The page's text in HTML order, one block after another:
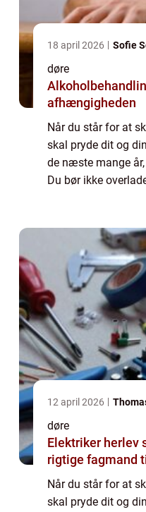
18 april 2026 Sofie
døre
Alkoholbehandling vejen
afhængigheden
Når du står for at
skal pryde dit og
de næste mange
Du bør ikke
12 april 2026
døre
Elektriker herlev sådan vælger du den
rigtige fagmand
Når du står for at
skal pryde dit og